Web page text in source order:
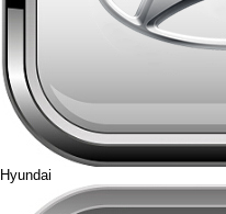
Hyundai